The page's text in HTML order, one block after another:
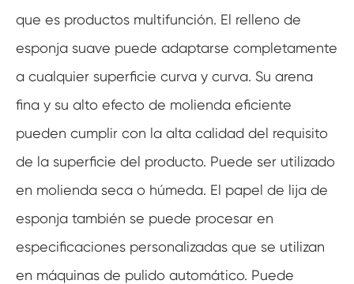
que es productos multifunción. El relleno de
esponja suave puede adaptarse completamente
a cualquier superficie curva y curva. Su arena
fina y su alto efecto de molienda eficiente
pueden cumplir con la alta calidad del requisito
de la superficie del producto. Puede ser utilizado
en molienda seca o húmeda. El papel de lija de
esponja también se puede procesar en
especificaciones personalizadas que se utilizan
en máquinas de pulido automático. Puede